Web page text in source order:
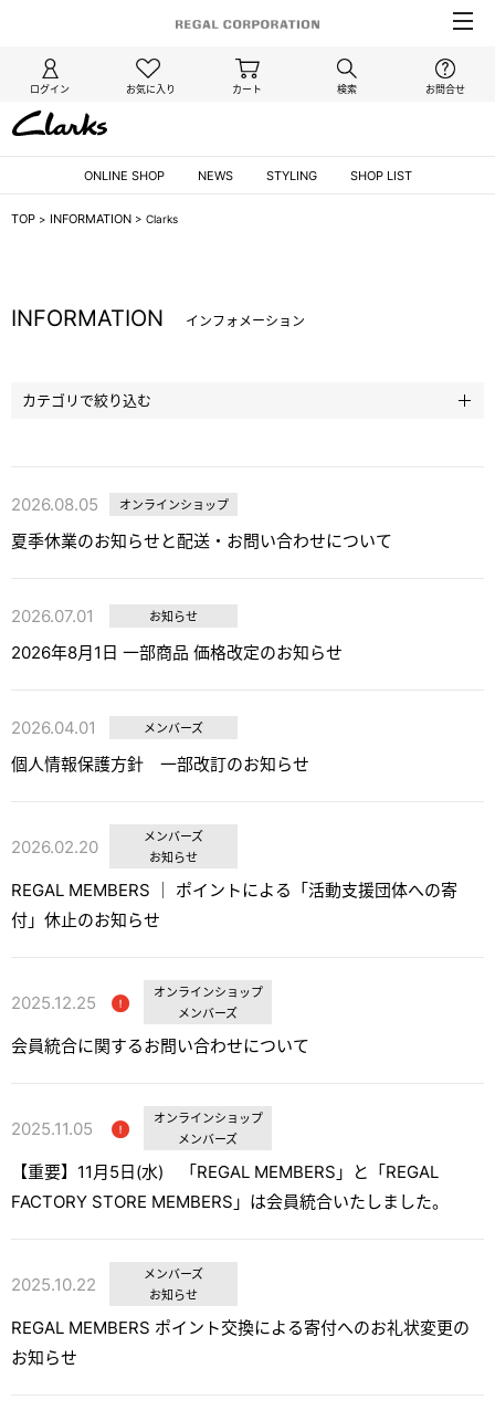
ログイン お気に入り カート 検索 お問合せ
ONLINE SHOP NEWS STYLING SHOP LIST
TOP > INFORMATION > Clarks
INFORMATION インフォメーション
カテゴリで絞り込む
2026.08.05 オンラインショップ
夏季休業のお知らせと配送・お問い合わせについて
2026.07.01 お知らせ
2026年8月1日 一部商品 価格改定のお知らせ
2026.04.01 メンバーズ
個人情報保護方針 一部改訂のお知らせ
2026.02.20
メンバーズ
お知らせ
REGAL MEMBERS │ ポイントによる「活動支援団体への寄
付」休止のお知らせ
2025.12.25
オンラインショップ
メンバーズ
会員統合に関するお問い合わせについて
2025.11.05
オンラインショップ
メンバーズ
【重要】11月5日(水) 「REGAL MEMBERS」と「REGAL
FACTORY STORE MEMBERS」は会員統合いたしました。
2025.10.22
メンバーズ
お知らせ
REGAL MEMBERS ポイント交換による寄付へのお礼状変更の
お知らせ